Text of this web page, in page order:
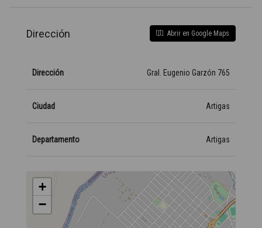
Dirección Abrir en Google Maps
Dirección Gral. Eugenio Garzón 765
Ciudad Artigas
Departamento Artigas
+
−